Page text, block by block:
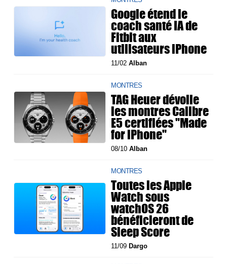
Google étend le
coach santé IA de
Fitbit aux
utilisateurs iPhone
11/02Alban
MONTRES
TAG Heuer dévoile
les montres Calibre
E5 certifiées "Made
for iPhone"
08/10Alban
MONTRES
Toutes les Apple
Watch sous
watchOS 26
bénéficieront de
Sleep Score
11/09 Dargo